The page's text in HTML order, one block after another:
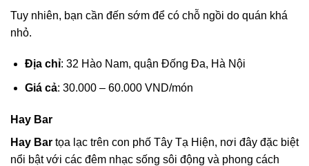
Tuy nhiên, bạn cần đến sớm để có chỗ ngồi do quán khá
nhỏ.
Địa chỉ: 32 Hào Nam, quận Đống Đa, Hà Nội
Giá cả: 30.000 – 60.000 VND/món
Hay Bar
Hay Bar tọa lạc trên con phố Tây Tạ Hiện, nơi đây đặc biệt
nổi bật với các đêm nhạc sống sôi động và phong cách